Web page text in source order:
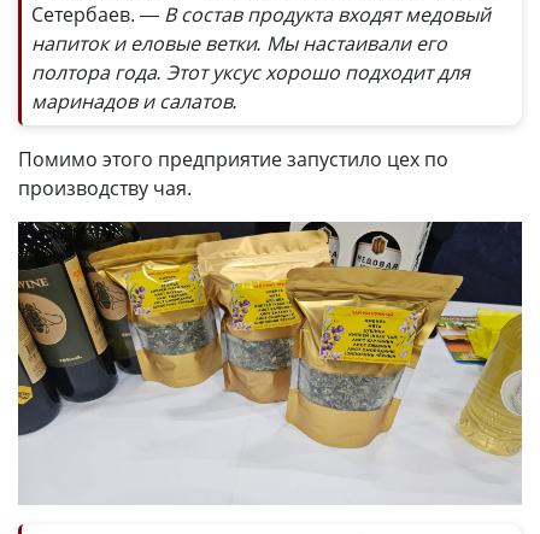
Сетербаев. — В состав продукта входят медовый
напиток и еловые ветки. Мы настаивали его
полтора года. Этот уксус хорошо подходит для
маринадов и салатов.
Помимо этого предприятие запустило цех по
производству чая.